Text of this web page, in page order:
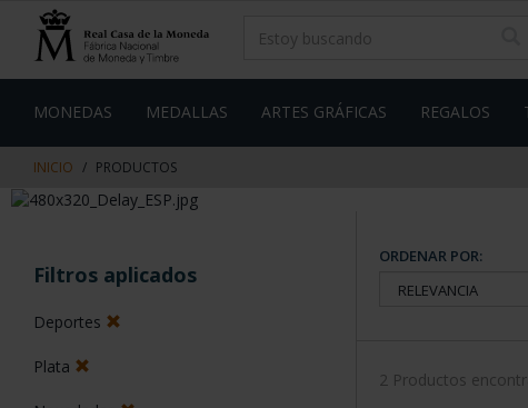
contenido
de
MONEDAS MEDALLAS ARTES GRÁFICAS REGALOS
INICIO PRODUCTOS
Filtros aplicados
Deportes
Plata
ORDENAR POR:
2 Productos